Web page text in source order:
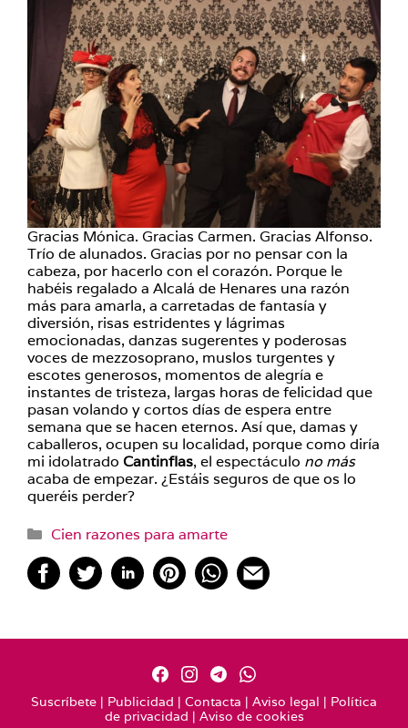
Gracias Mónica. Gracias Carmen. Gracias Alfonso.
Trío de alunados. Gracias por no pensar con la
cabeza, por hacerlo con el corazón. Porque le
habéis regalado a Alcalá de Henares una razón
más para amarla, a carretadas de fantasía y
diversión, risas estridentes y lágrimas
emocionadas, danzas sugerentes y poderosas
voces de mezzosoprano, muslos turgentes y
escotes generosos, momentos de alegría e
instantes de tristeza, largas horas de felicidad que
pasan volando y cortos días de espera entre
semana que se hacen eternos. Así que, damas y
caballeros, ocupen su localidad, porque como diría
mi idolatrado Cantinflas, el espectáculo no más
acaba de empezar. ¿Estáis seguros de que os lo
queréis perder?
Categorías
Cien razones para amarte
Suscríbete | Publicidad | Contacta | Aviso legal | Política
de privacidad | Aviso de cookies